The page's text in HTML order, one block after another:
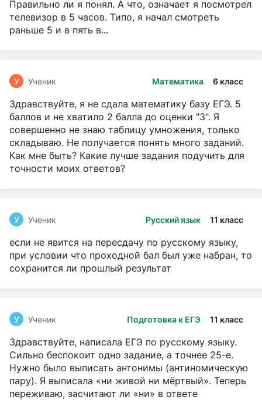
Правильно ли я понял. А что, означает я посмотрел
телевизор в 5 часов. Типо, я начал смотреть
раньше 5 и в пять в...
Математика 6 класс
У Ученик
Здравствуйте, я не сдала математику базу ЕГЭ. 5
баллов и не хватило 2 балла до оценки "3". Я
совершенно не знаю таблицу умножения, только
складываю. Не получается понять много заданий.
Как мне быть? Какие лучше задания подучить для
точности моих ответов?
Русский язык 11 класс
У Ученик
если не явится на пересдачу по русскому языку,
при условии что проходной бал был уже набран, то
сохранится ли прошлый результат
Подготовка к ЕГЭ 11 класс
У Ученик
Здравствуйте, написала ЕГЭ по русскому языку.
Сильно беспокоит одно задание, а точнее 25-е.
Нужно было выписать антонимы (антиномическую
пару). Я выписала «ни живой ни мёртвый». Теперь
переживаю, засчитают ли «ни» в ответе